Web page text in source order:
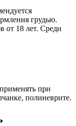
грудью.
от 18 лет. Среди
при
полиневрите.